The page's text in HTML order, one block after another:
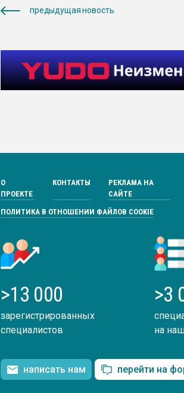
предыдущая новость
О
ПРОЕКТЕ
КОНТАКТЫ
РЕКЛАМА НА
САЙТЕ
ПОЛИТИКА В ОТНОШЕНИИ ФАЙЛОВ COOKIE
>13 000
зарегистрированных
специалистов
>3
на
написать нам перейти на